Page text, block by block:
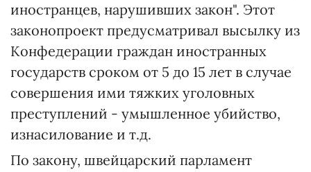
иностранцев, нарушивших закон". Этот
законопроект предусматривал высылку из
Конфедерации граждан иностранных
государств сроком от 5 до 15 лет в случае
совершения ими тяжких уголовных
преступлений - умышленное убийство,
изнасилование и т.д.
По закону, швейцарский парламент